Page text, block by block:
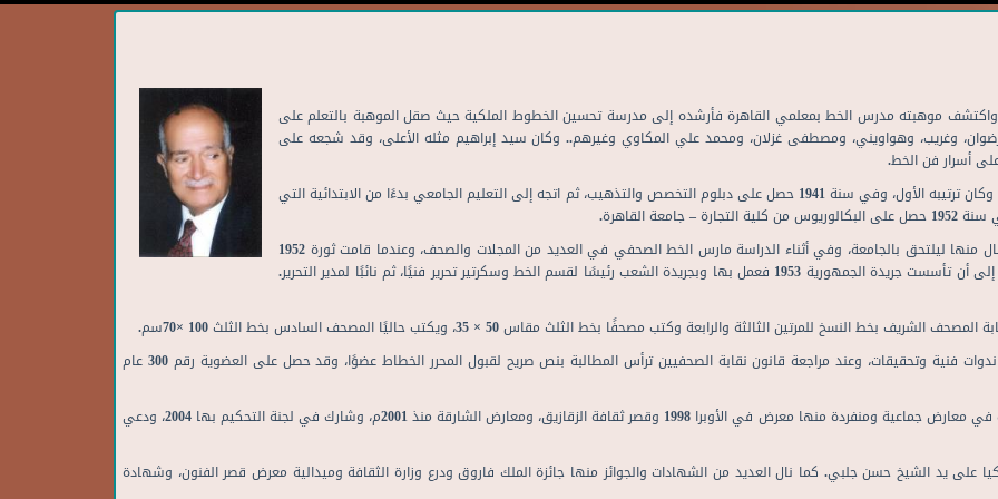
واكتشف موهبته مدرس الخط بمعلمي القاهرة فأرشده إلى مدرسة تحسين الخطوط الملكية حيث صقل الموهبة بالتعلم على
وغريب، وهواويني، ومصطفى غزلان، ومحمد علي المكاوي وغيرهم.. وكان سيد إبراهيم مثله الأعلى، وقد شجعه على
أسرار فن الخط.
• حصل على شهادة المعلمين 1937م، ونال دبلوم الخطوط 1939م وكان ترتيبه الأول، وفي سنة 1941 حصل على دبلوم التخصص والتذهيب، ثم اتجه إلى التعليم الجامعي بدءًا من الابتدائية التي
• عمل مدرسًا بالمراحل الأولى ثم خطاطًا بوزارة العدل التي استقال منها ليلتحق بالجامعة، وفي أثناء الدراسة مارس الخط الصحفي في العديد من المجلات والصحف، وعندما قامت ثورة 1952
كان يعمل رئيسًا لقسم الخط بجريدة الزمان، فالتحق بمجلة التحرير إلى أن تأسست جريدة الجمهورية 1953 فعمل بها وبجريدة الشعب رئيسًا لقسم الخط وسكرتير تحرير فنيًا، ثم نائبًا لمدير التحرير.
الثالثة والرابعة وكتب مصحفًا بخط الثلث مقاس 50 × 35، ويكتب حاليًا المصحف السادس بخط الثلث 100 ×70سم.
• كتب في كثير من الصحف والمجلات مواضيع ومقالات وتغطية ندوات فنية وتحقيقات، وعند مراجعة قانون نقابة الصحفيين ترأس المطالبة بنص صريح لقبول المحرر الخطاط عضوًا، وقد حصل على العضوية رقم 300 عام
• شارك في ندوات للخط في مصر والخارج منذ 1968م، كما اشترك في معارض جماعية ومنفردة منها معرض في الأوبرا 1998 وقصر ثقافة الزقازيق، ومعارض الشارقة منذ 2001م، وشارك في لجنة التحكيم بها 2004، ودعي
على يد الشيخ حسن جلبي. كما نال العديد من الشهادات والجوائز منها جائزة الملك فاروق ودرع وزارة الثقافة وميدالية معرض قصر الفنون، وشهادة